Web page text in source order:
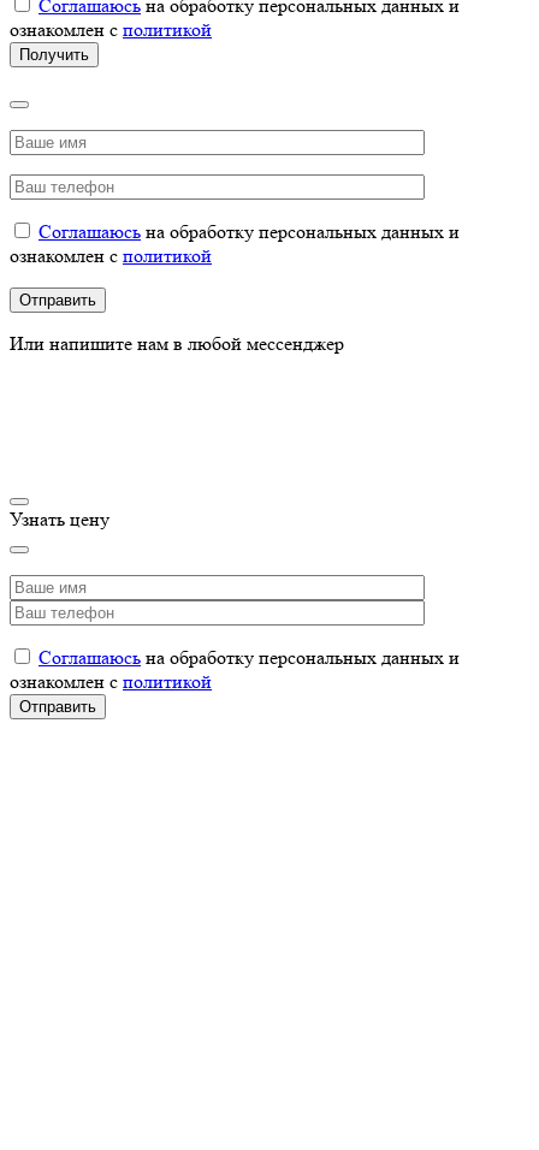
Соглашаюсь на обработку персональных данных и
ознакомлен с политикой
Соглашаюсь на обработку персональных данных и
ознакомлен с политикой
Или напишите нам в любой мессенджер
Узнать цену
Соглашаюсь на обработку персональных данных и
ознакомлен с политикой